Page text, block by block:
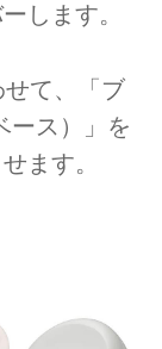
します。
せて、「ブ
ース）」を
ます。